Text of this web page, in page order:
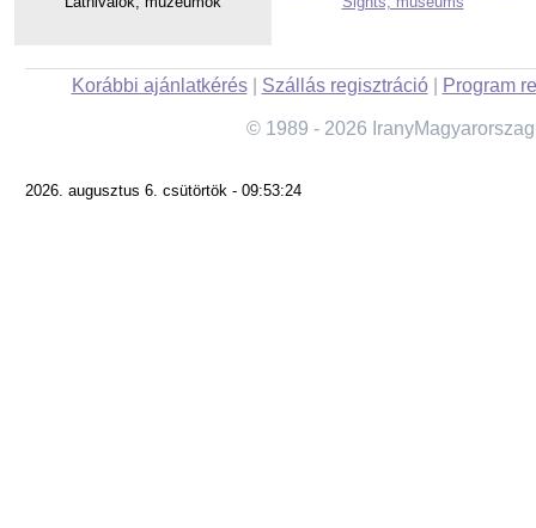
Korábbi ajánlatkérés| Szállás regisztráció| Program
© 1989 - 2026
2026. augusztus 6. csütörtök - 09:53:24